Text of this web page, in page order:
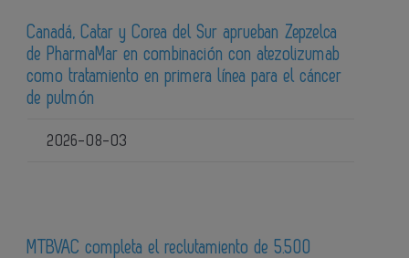
Canadá, Catar y Corea del Sur aprueban Zepzelca
de PharmaMar en combinación con atezolizumab
como tratamiento en primera línea para el cáncer
de pulmón
2026-08-03
MTBVAC completa el reclutamiento de 5.500